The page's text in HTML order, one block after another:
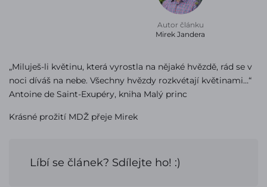
Autor článku
Mirek Jandera
„Miluješ-li květinu, která vyrostla na nějaké hvězdě, rád se v
noci díváš na nebe. Všechny hvězdy rozkvétají květinami…“
Antoine de Saint-Exupéry, kniha Malý princ
Krásné prožití MDŽ přeje Mirek
Líbí se článek? Sdílejte ho! :)